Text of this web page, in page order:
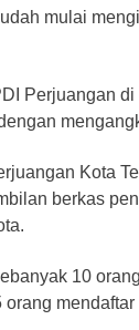
mulai
Perjuangan
Kota
berkas
10